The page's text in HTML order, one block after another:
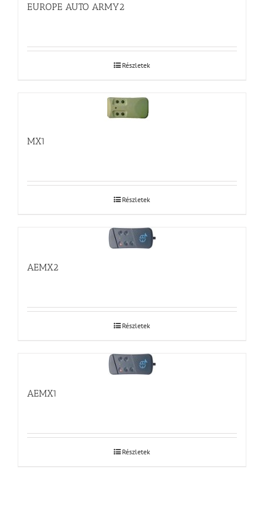
EUROPE AUTO ARMY2
Részletek
MX1
Részletek
AEMX2
Részletek
AEMX1
Részletek